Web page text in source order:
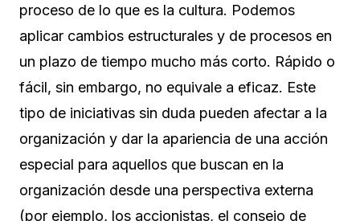
proceso de lo que es la cultura. Podemos
aplicar cambios estructurales y de procesos en
un plazo de tiempo mucho más corto. Rápido o
fácil, sin embargo, no equivale a eficaz. Este
tipo de iniciativas sin duda pueden afectar a la
organización y dar la apariencia de una acción
especial para aquellos que buscan en la
organización desde una perspectiva externa
(por ejemplo, los accionistas, el consejo de